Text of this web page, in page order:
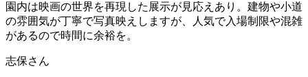
園内は映画の世界を再現した展示が見応えあり。建物や小道
の雰囲気が丁寧で写真映えしますが、人気で入場制限や混雑
があるので時間に余裕を。
志保さん